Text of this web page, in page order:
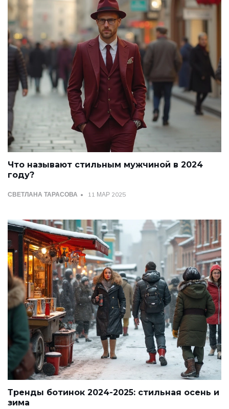
Что называют стильным мужчиной в 2024
году?
СВЕТЛАНА ТАРАСОВА 11 МАР 2025
Тренды ботинок 2024-2025: стильная осень и
зима